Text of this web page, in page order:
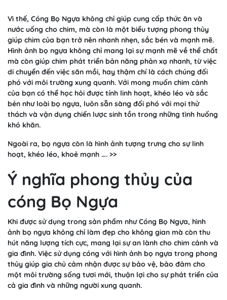
Vì thế, Cóng Bọ Ngựa không chỉ giúp cung cấp thức ăn và
nước uống cho chim, mà còn là một biểu tượng phong thủy
giúp chim của bạn trở nên nhanh nhẹn, sắc bén và mạnh mẽ.
Hình ảnh bọ ngựa không chỉ mang lại sự mạnh mẽ về thể chất
mà còn giúp chim phát triển bản năng phản xạ nhanh, từ việc
di chuyển đến việc săn mồi, hay thậm chí là cách chúng đối
phó với môi trường xung quanh. Với mong muốn chim cảnh
của bạn có thể học hỏi được tính linh hoạt, khéo léo và sắc
bén như loài bọ ngựa, luôn sẵn sàng đối phó với mọi thử
thách và vận dụng chiến lược sinh tồn trong những tình huống
khó khăn.
Ngoài ra, bọ ngựa còn là hình ảnh tượng trưng cho sự linh
hoạt, khéo léo, khoẻ mạnh …. >>
Ý nghĩa phong thủy của
cóng Bọ Ngựa
Khi được sử dụng trong sản phẩm như Cóng Bọ Ngựa, hình
ảnh bọ ngựa không chỉ làm đẹp cho không gian mà còn thu
hút năng lượng tích cực, mang lại sự an lành cho chim cảnh và
gia đình. Việc sử dụng cóng với hình ảnh bọ ngựa trong phong
thủy giúp gia chủ cảm nhận được sự bảo vệ, bảo đảm cho
một môi trường sống tươi mới, thuận lợi cho sự phát triển của
cả gia đình và những người xung quanh.